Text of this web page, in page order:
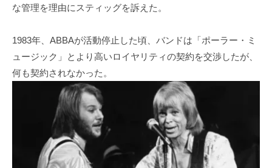
な管理を理由にスティッグを訴えた。
1983年、ABBAが活動停止した頃、バンドは「ポーラー・ミ
ュージック」とより高いロイヤリティの契約を交渉したが、
何も契約されなかった。